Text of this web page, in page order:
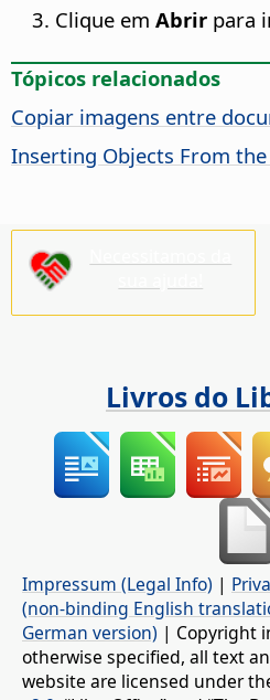
Clique em Abrir para
Tópicos relacionados
Copiar imagens entre
Inserting Objects From
Livros do
Impressum (Legal Info) |
(non-binding English
German version) | Copyright
otherwise specified, all text
website are licensed under